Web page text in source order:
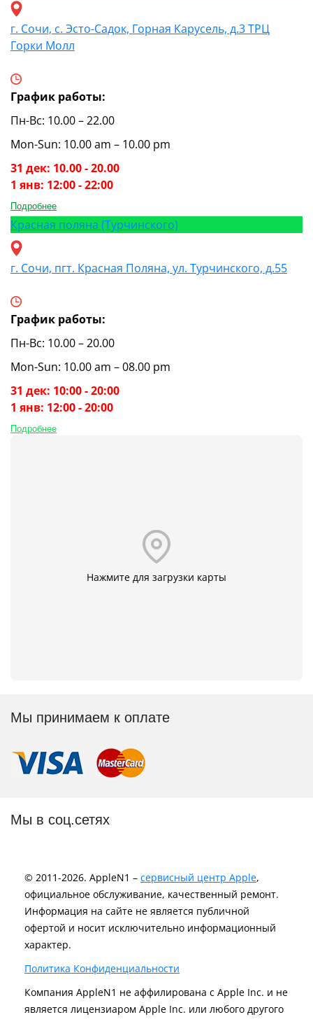
г. Сочи, с. Эсто-Садок, Горная Карусель, д.3 ТРЦ
Горки Молл
График работы:
Пн-Вс: 10.00 – 22.00
Mon-Sun: 10.00 am – 10.00 pm
31 дек: 10.00 - 20.00
1 янв: 12:00 - 22:00
Подробнее
Красная поляна (Турчинского)
г. Сочи, пгт. Красная Поляна, ул. Турчинского, д.55
График работы:
Пн-Вс: 10.00 – 20.00
Mon-Sun: 10.00 am – 08.00 pm
31 дек: 10:00 - 20:00
1 янв: 12:00 - 20:00
Подробнее
Нажмите для загрузки карты
Мы принимаем к оплате
Мы в соц.сетях
© 2011-2026. AppleN1 – сервисный центр Apple,
официальное обслуживание, качественный ремонт.
Информация на сайте не является публичной
офертой и носит исключительно информационный
характер.
Политика Конфиденциальности
Компания AppleN1 не аффилирована c Apple Inc. и не
является лицензиаром Apple Inc. или любого другого